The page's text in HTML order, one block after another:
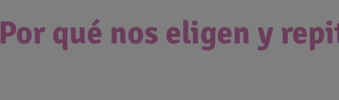
Por qué nos eligen y